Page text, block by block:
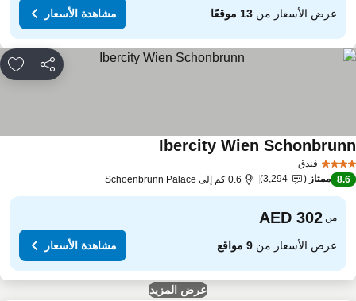
عرض الأسعار من13 موقعًا مشاهدة الأسعار
مشاركة
فندق
Ibercity Wienمشاهدة الأسعار
8.6 ممتاز 3,294 0.6 كم إلى Schoenbrunn Palace
من
عرض الأسعار من9 مواقع مشاهدة الأسعار
عرض المزيد